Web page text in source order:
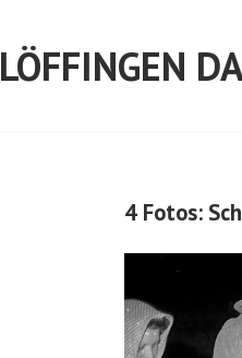
LÖFFINGEN
4 Fotos: